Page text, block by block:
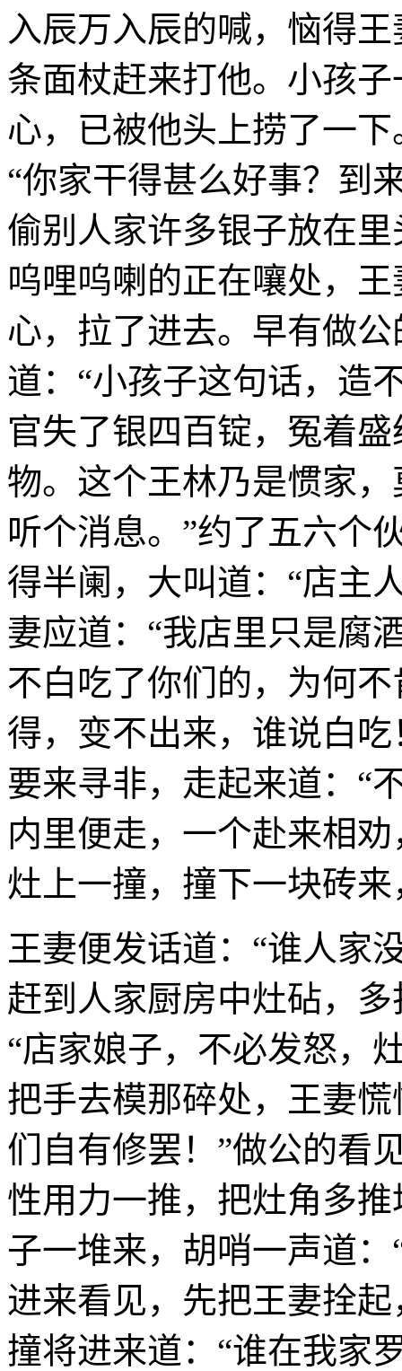
入辰万入辰的喊，恼得
条面杖赶来打他。小孩
心，已被他头上捞了一
“你家干得甚么好事？到
偷别人家许多银子放在
呜哩呜喇的正在嚷处，
心，拉了进去。早有做
道：“小孩子这句话，造
官失了银四百锭，冤着
物。这个王林乃是惯家
听个消息。”约了五六个
得半阑，大叫道：“店主
妻应道：“我店里只是腐
不白吃了你们的，为何
得，变不出来，谁说白
要来寻非，走起来道：“
内里便走，一个赴来相
灶上一撞，撞下一块砖
王妻便发话道：“谁人家
赶到人家厨房中灶砧，
“店家娘子，不必发怒，
把手去模那碎处，王妻
们自有修罢！”做公的看
性用力一推，把灶角多
子一堆来，胡哨一声道
进来看见，先把王妻拴
撞将进来道：“谁在我家